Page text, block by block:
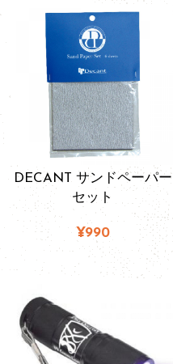
DECANT サンドペーパー
セット
¥990